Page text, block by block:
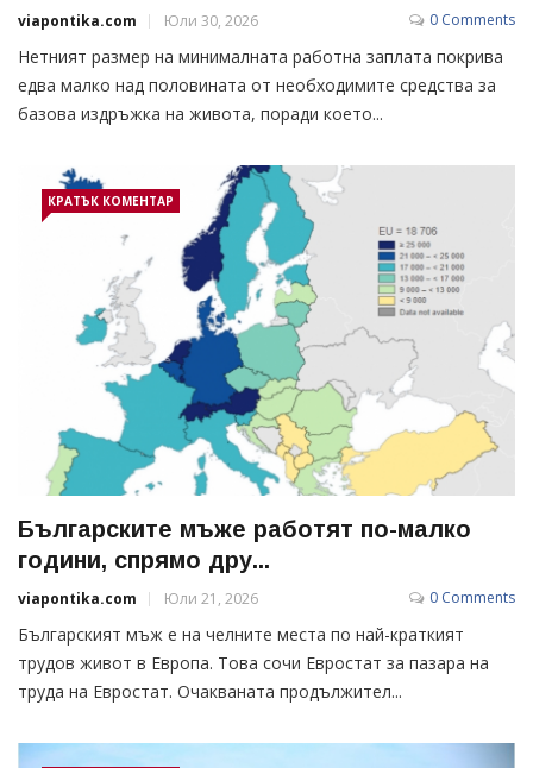
viapontika.com Юли 30, 2026 0 Comments
Нетният размер на минималната работна заплата покрива
едва малко над половината от необходимите средства за
базова издръжка на живота, поради което...
КРАТЪК КОМЕНТАР
Българските мъже работят по-малко
години, спрямо дру...
viapontika.com Юли 21, 2026 0 Comments
Българският мъж е на челните места по най-краткият
трудов живот в Европа. Това сочи Евростат за пазара на
труда на Евростат. Очакваната продължител...